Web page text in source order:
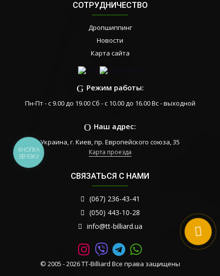
СОТРУДНИЧЕСТВО
Дропшиппинг
Новости
Карта сайта
Режим работы:
Пн-Пт - с 9.00 до 19.00 Сб - с 10.00 до 16.00 Вс - выходной
Наш адрес:
Украина, г. Киев, пр. Европейского союза, 35
Карта проезда
СВЯЗАТЬСЯ С НАМИ
(067) 236-43-41
(050) 443-10-28
info@tt-billiard.ua
© 2005 - 2026 TT-Billiard Все права защищены
КНОПКА
ЗВ'ЯЗКУ